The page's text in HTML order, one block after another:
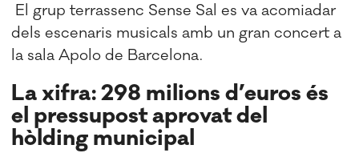
El grup terrassenc Sense Sal es va acomiadar
dels escenaris musicals amb un gran concert a
la sala Apolo de Barcelona.
La xifra: 298 milions d’euros és
el pressupost aprovat del
hòlding municipal